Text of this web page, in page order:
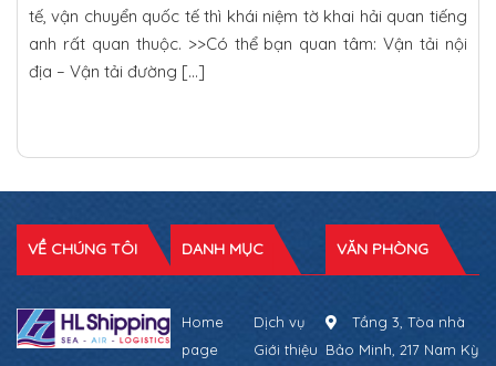
tế, vận chuyển quốc tế thì khái niệm tờ khai hải quan tiếng
anh rất quan thuộc. >>Có thể bạn quan tâm: Vận tải nội
địa – Vận tải đường […]
VỀ CHÚNG TÔI DANH MỤC
Home
page
Dịch vụ
Giới thiệu
VĂN PHÒNG
Tầng 3, Tòa nhà
Bảo Minh, 217 Nam Kỳ